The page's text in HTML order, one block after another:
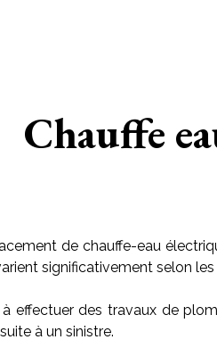
Chauffe
de chauffe-eau
significativement selon
effectuer des travaux de
à un sinistre.